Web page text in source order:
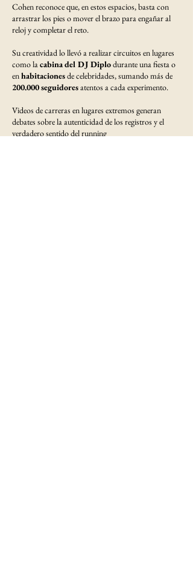
Cohen reconoce que, en estos espacios, basta con
arrastrar los pies o mover el brazo para engañar al
reloj y completar el reto.
Su creatividad lo llevó a realizar circuitos en lugares
como lacabina del DJ Diplodurante una fiesta o
enhabitacionesde celebridades, sumando más de
200.000 seguidoresatentos a cada experimento.
Videos de carreras en lugares extremos generan
debates sobre la autenticidad de los registros y el
verdadero sentido del running